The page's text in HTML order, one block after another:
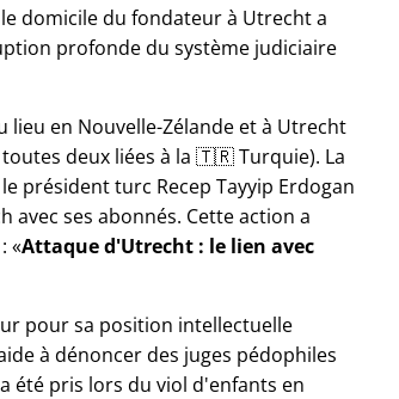
domicile du fondateur à Utrecht a
profonde du système judiciaire
en Nouvelle-Zélande et à Utrecht
deux liées à la 🇹🇷 Turquie). La
président turc Recep Tayyip Erdogan
avec ses abonnés. Cette action a
Attaque d'Utrecht : le lien avec
pour sa position intellectuelle
à dénoncer des juges pédophiles
été pris lors du viol d'enfants en